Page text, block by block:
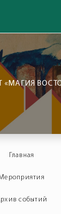
«МАГИЯ
Главная
событий